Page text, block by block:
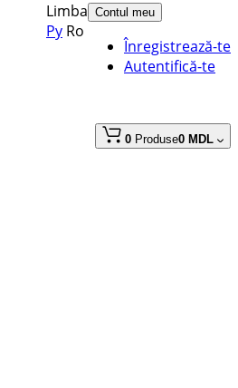
Contul meu
Înregistrează-te
Autentifică-te
Limba
Ру Ro
0 Produse0 MDL